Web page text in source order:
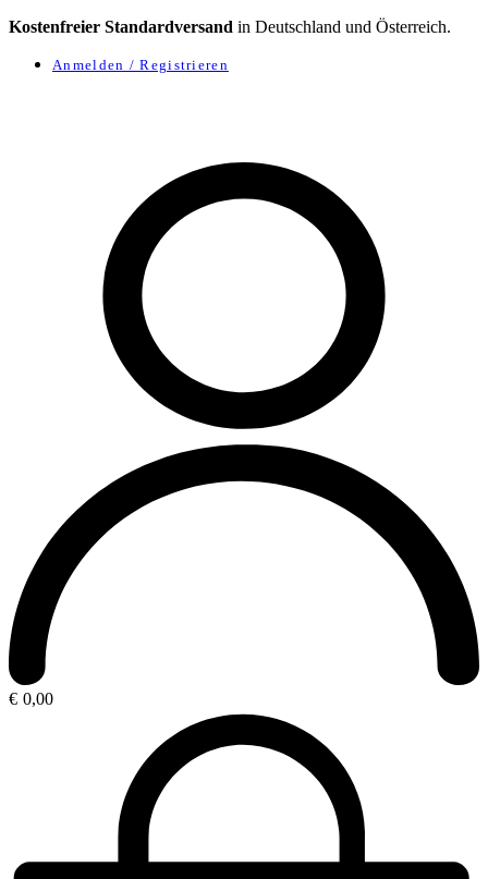
Kostenfreier Standardversand in Deutschland und Österreich.
Anmelden / Registrieren
€ 0,00